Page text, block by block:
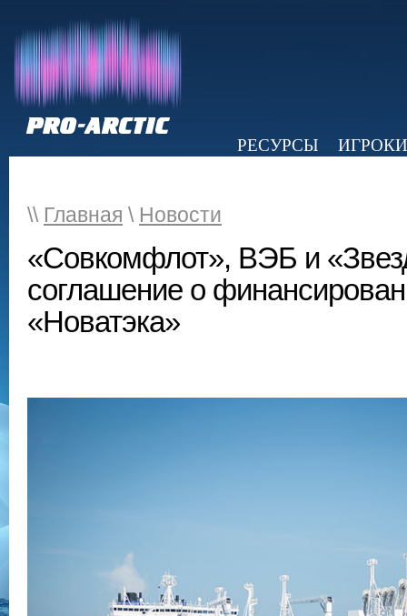
РЕСУРСЫ
ИГРОКИ
\\ Главная \ Новости
«Совкомфлот», ВЭБ и
соглашение о
«Новатэка»